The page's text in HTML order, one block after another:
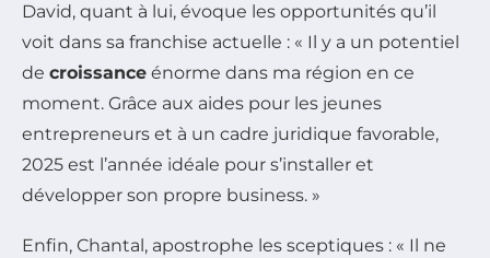
David, quant à lui, évoque les opportunités qu’il
voit dans sa franchise actuelle : « Il y a un potentiel
de croissance énorme dans ma région en ce
moment. Grâce aux aides pour les jeunes
entrepreneurs et à un cadre juridique favorable,
2025 est l’année idéale pour s’installer et
développer son propre business. »
Enfin, Chantal, apostrophe les sceptiques : « Il ne